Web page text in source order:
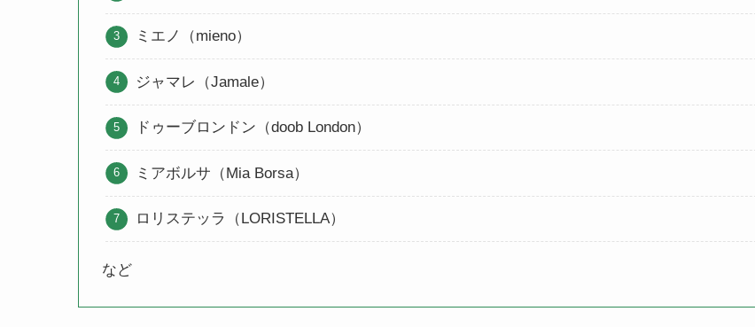
ミエノ（mieno）
ジャマレ（Jamale）
ドゥーブロンドン（doob London）
ミアボルサ（Mia Borsa）
ロリステッラ（LORISTELLA）
など